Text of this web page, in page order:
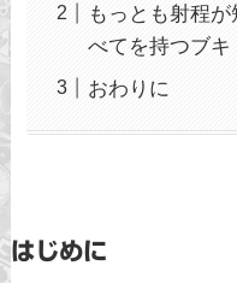
もっとも射程
べてを持つブキ
おわりに
はじめに